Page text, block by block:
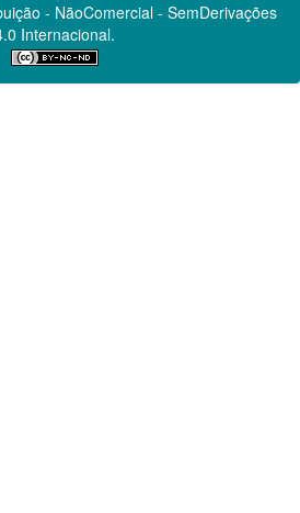
- NãoComercial - SemDerivações
Internacional.